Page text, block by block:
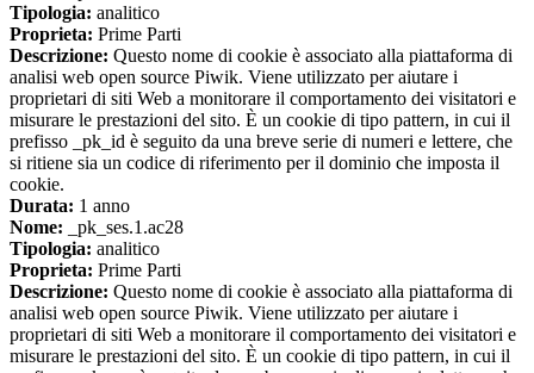
Tipologia: analitico
Proprieta: Prime Parti
Descrizione: Questo nome di cookie è associato alla piattaforma di
analisi web open source Piwik. Viene utilizzato per aiutare i
proprietari di siti Web a monitorare il comportamento dei visitatori e
misurare le prestazioni del sito. È un cookie di tipo pattern, in cui il
prefisso _pk_id è seguito da una breve serie di numeri e lettere, che
si ritiene sia un codice di riferimento per il dominio che imposta il
cookie.
Durata: 1 anno
Nome: _pk_ses.1.ac28
Tipologia: analitico
Proprieta: Prime Parti
Descrizione: Questo nome di cookie è associato alla piattaforma di
analisi web open source Piwik. Viene utilizzato per aiutare i
proprietari di siti Web a monitorare il comportamento dei visitatori e
misurare le prestazioni del sito. È un cookie di tipo pattern, in cui il